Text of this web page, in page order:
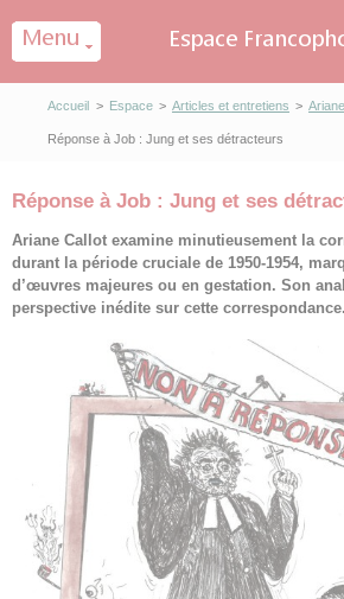
Accueil > Espace > Articles et entretiens >
Réponse à Job : Jung et ses détracteurs
Réponse à Job : Jung et ses
Ariane Callot examine minutieusement la
durant la période cruciale de 1950-1954,
d’œuvres majeures ou en gestation. Son
perspective inédite sur cette correspondance.